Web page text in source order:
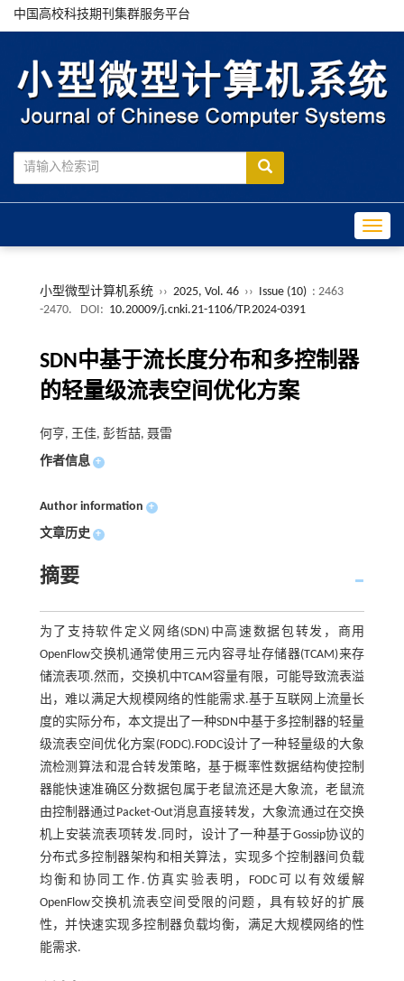
中国高校科技期刊集群服务平台
小型微型计算机系统 ›› 2025, Vol. 46 ›› Issue (10) : 2463
-2470.
DOI: 10.20009/j.cnki.21-1106/TP.2024-0391
SDN中基于流长度分布和多控制器
的轻量级流表空间优化方案
何亨, 王佳, 彭哲喆, 聂雷
作者信息 +
Author information +
文章历史 +
摘要
为了支持软件定义网络(SDN)中高速数据包转发，商用
OpenFlow交换机通常使用三元内容寻址存储器(TCAM)来存
储流表项.然而，交换机中TCAM容量有限，可能导致流表溢
出，难以满足大规模网络的性能需求.基于互联网上流量长
度的实际分布，本文提出了一种SDN中基于多控制器的轻量
级流表空间优化方案(FODC).FODC设计了一种轻量级的大象
流检测算法和混合转发策略，基于概率性数据结构使控制
器能快速准确区分数据包属于老鼠流还是大象流，老鼠流
由控制器通过Packet-Out消息直接转发，大象流通过在交换
机上安装流表项转发.同时，设计了一种基于Gossip协议的
分布式多控制器架构和相关算法，实现多个控制器间负载
均衡和协同工作.仿真实验表明，FODC可以有效缓解
OpenFlow交换机流表空间受限的问题，具有较好的扩展
性，并快速实现多控制器负载均衡，满足大规模网络的性
能需求.